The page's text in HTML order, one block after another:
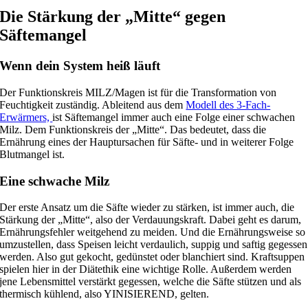
Die Stärkung der „Mitte“ gegen
Säftemangel
Wenn dein System heiß läuft
Der Funktionskreis MILZ/Magen ist für die Transformation von
Feuchtigkeit zuständig. Ableitend aus demModell des 3-Fach-
Erwärmers,ist Säftemangel immer auch eine Folge einer schwachen
Milz. Dem Funktionskreis der „Mitte“. Das bedeutet, dass die
Ernährung eines der Hauptursachen für Säfte- und in weiterer Folge
Blutmangel ist.
Eine schwache Milz
Der erste Ansatz um die Säfte wieder zu stärken, ist immer auch, die
Stärkung der „Mitte“, also der Verdauungskraft. Dabei geht es darum,
Ernährungsfehler weitgehend zu meiden. Und die Ernährungsweise so
umzustellen, dass Speisen leicht verdaulich, suppig und saftig gegessen
werden. Also gut gekocht, gedünstet oder blanchiert sind. Kraftsuppen
spielen hier in der Diätethik eine wichtige Rolle. Außerdem werden
jene Lebensmittel verstärkt gegessen, welche die Säfte stützen und als
thermisch kühlend, also YINISIEREND, gelten.